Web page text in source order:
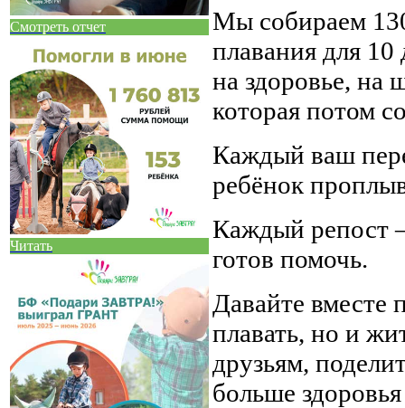
Смотреть отчет
Читать
Мы собираем
плавания для
на здоровье, на
которая потом
Каждый ваш
ребёнок
Каждый репост
готов помочь.
Давайте вместе
плавать, но и
друзьям,
больше